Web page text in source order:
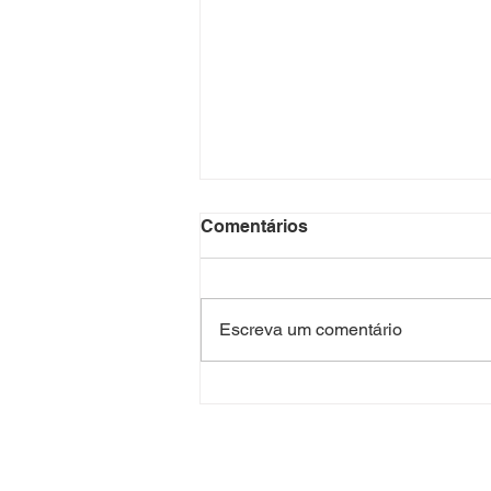
Comentários
Escreva um comentário